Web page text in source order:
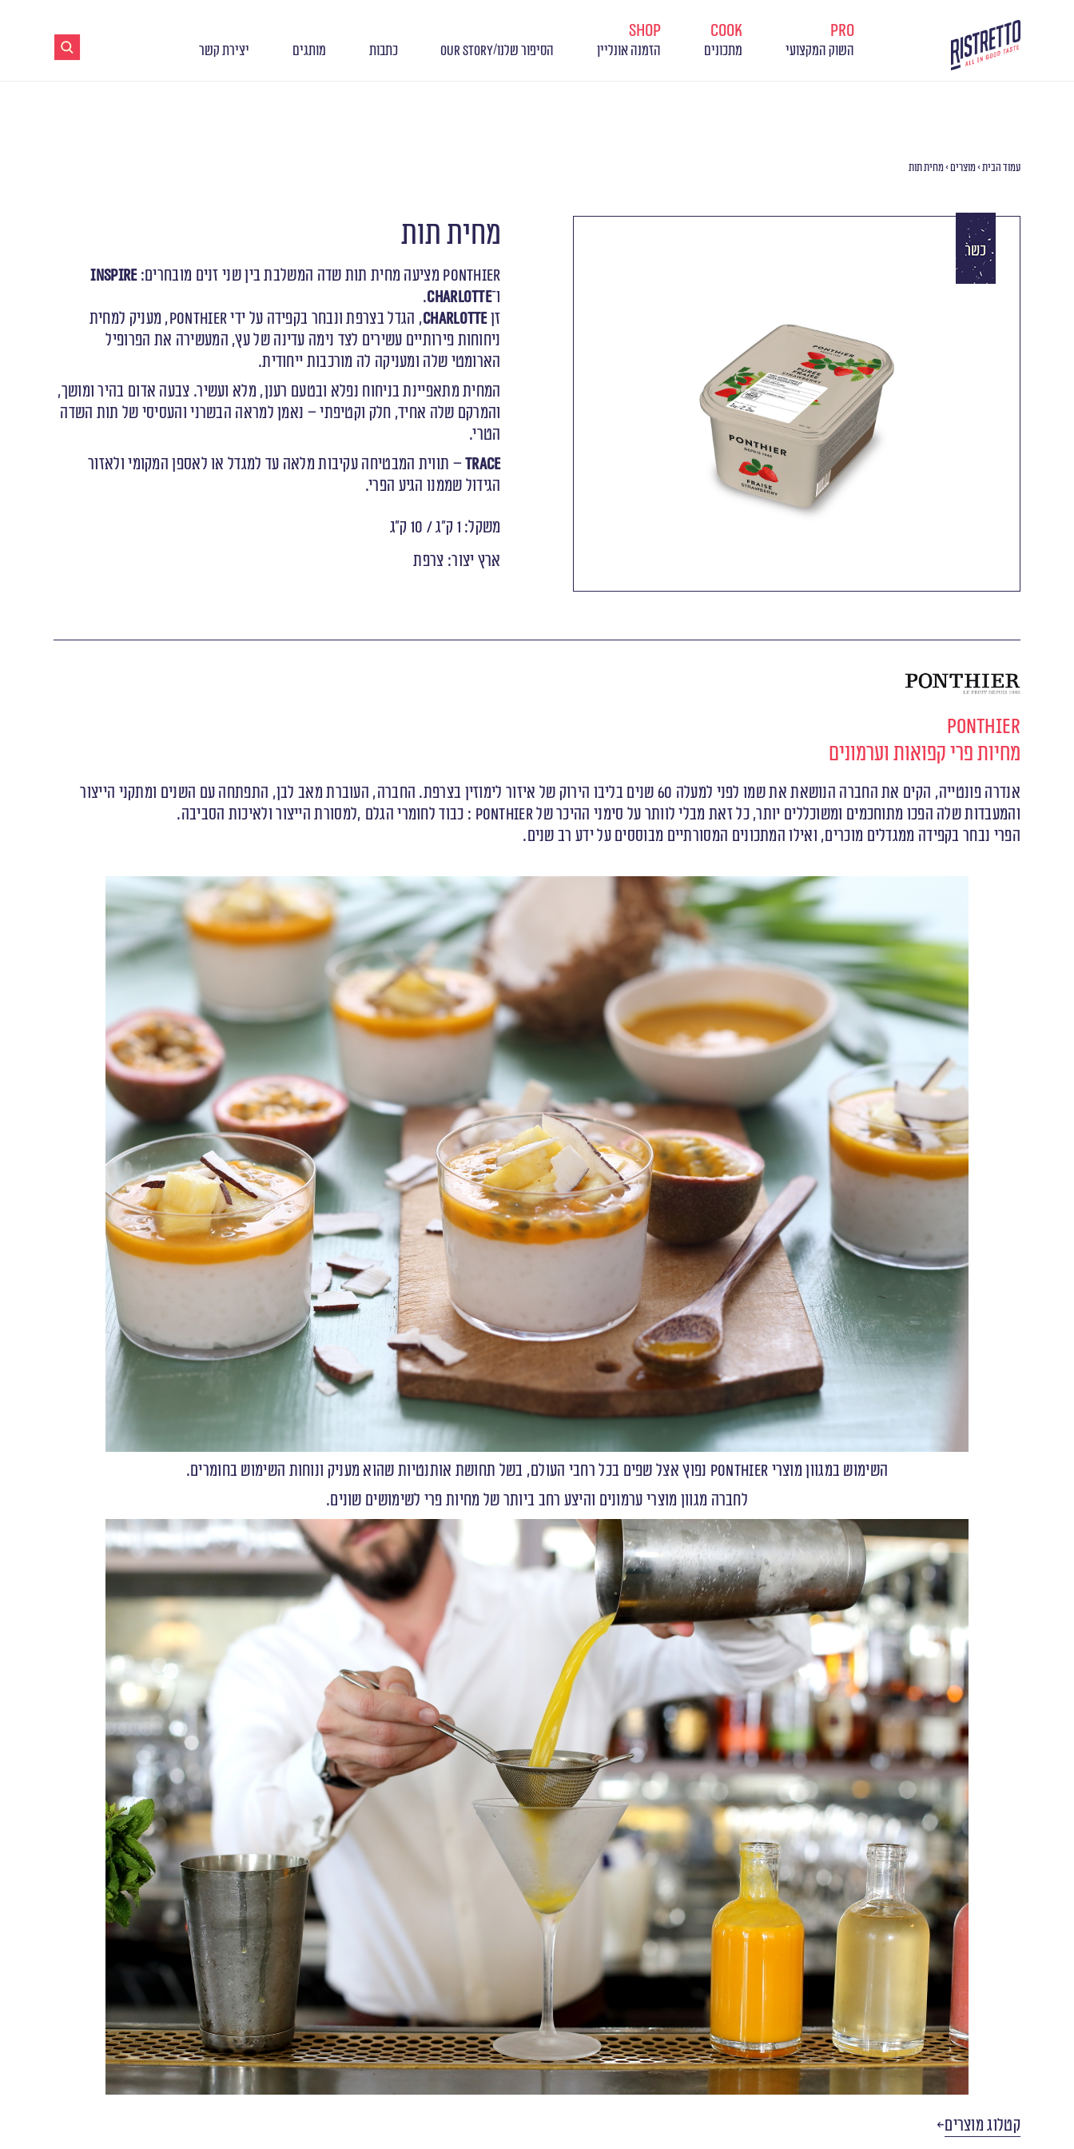
pro
השוק המקצועי
cook
מתכונים
shop
הזמנה אונליין הסיפור שלנו/
OUR STORY כתבות מותגים יצירת קשר
עמוד הבית>מוצרים>מחית תות
מחית תות
Ponthier מציעה מחית תות שדה המשלבת בין שני זנים מובחרים:
Inspire
ו־Charlotte
.
זןCharlotte
, הגדל בצרפת ונבחר בקפידה על ידי Ponthier, מעניק למחית
ניחוחות פירותיים עשירים לצד נימה עדינה של עץ, המעשירה את הפרופיל
הארומטי שלה ומעניקה לה מורכבות ייחודית.
המחית מתאפיינת בניחוח נפלא ובטעם רענן, מלא ועשיר. צבעה אדום בהיר ומושך,
והמרקם שלה אחיד, חלק וקטיפתי – נאמן למראה הבשרני והעסיסי של תות השדה
הטרי.
TRACE– תווית המבטיחה עקיבות מלאה עד למגדל או לאספן המקומי ולאזור
הגידול שממנו הגיע הפרי.
משקל: 1 ק"ג / 10 ק"ג
ארץ יצור: צרפת
Ponthier
מחיות פרי קפואות וערמונים
אנדרה‭ ‬פונטייה, ‬הקים‭ ‬את‭ ‬החברה‭ ‬הנושאת‭ ‬את‭ ‬שמו‭ ‬לפני‭ ‬למעלה‭ ‬60‭ ‬שנים‭ ‬בליבו‭ ‬הירוק‭ ‬של‭ ‬איזור‭ ‬לימוזין‭ ‬בצרפת. ‬החברה, ‬העוברת‭ ‬מאב‭ ‬לבן, ‬התפתחה‭ ‬עם‭ ‬השנים‭ ‬ומתקני‭ ‬הייצור‭
‬והמעבדות‭ ‬שלה‭ ‬הפכו‭ ‬מתוחכמים‭ ‬ומשוכללים‭ ‬יותר, ‬כל‭ ‬זאת‭ ‬מבלי‭ ‬לוותר‭ ‬על‭ ‬סימני‭ ‬ההיכר‭ ‬של ‭ ‬PONTHIER: ‬כבוד‭ ‬לחומרי‭ ‬הגלם‭,‬‭ ‬למסורת‭ ‬הייצור‭ ‬ולאיכות‭ ‬הסביבה. ‬
הפרי‭ ‬נבחר‭ ‬בקפידה‭ ‬ממגדלים‭ ‬מוכרים, ‬ואילו‭ ‬המתכונים‭ ‬המסורתיים‭ ‬מבוססים‭ ‬על‭ ‬ידע‭ ‬רב‭ ‬שנים. ‬
השימוש‭ ‬במגוון‭ ‬מוצרי ‭ ‬PONTHIER‬נפוץ‭ ‬אצל‭ ‬שפים‭ ‬בכל‭ ‬רחבי‭ ‬העולם, ‬בשל‭ ‬תחושת‭ ‬אותנטיות‭ ‬שהוא‭ ‬מעניק‭ ‬ונוחות‭ ‬השימוש‭ ‬בחומרים.
‬לחברה‭ ‬מגוון‭ ‬מוצרי‭ ‬ערמונים‭ ‬והיצע‭ ‬רחב‭ ‬ביותר‭ ‬של‭ ‬מחיות‭ ‬פרי‭ ‬לשימושים‭ ‬שונים‭.‬
קטלוג מוצרים